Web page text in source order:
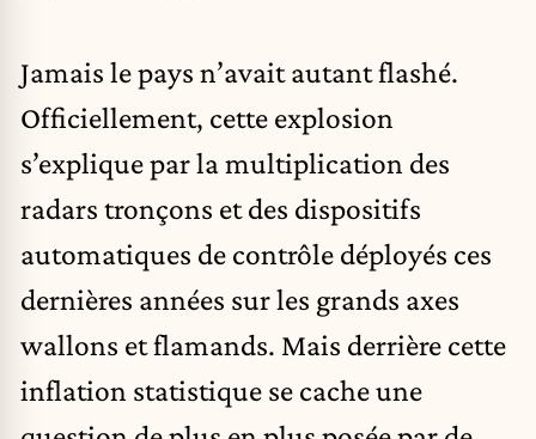
Jamais le pays n’avait autant flashé.
Officiellement, cette explosion
s’explique par la multiplication des
radars tronçons et des dispositifs
automatiques de contrôle déployés ces
dernières années sur les grands axes
wallons et flamands. Mais derrière cette
inflation statistique se cache une